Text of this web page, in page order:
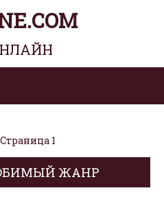
Страница 1
ЖАНР